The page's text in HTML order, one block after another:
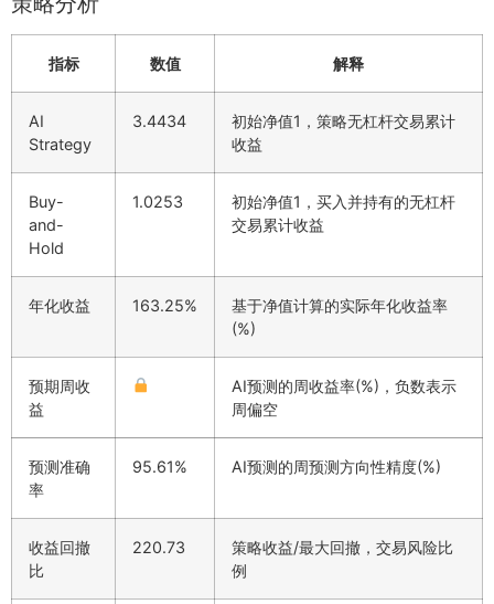
指标 数值 解释
AI
Strategy
3.4434
初始净值1，策略无杠杆交易累计
收益
Buy-
and-
Hold
1.0253
初始净值1，买入并持有的无杠杆
交易累计收益
年化收益 163.25%
基于净值计算的实际年化收益率
(%)
预期周收
益
AI预测的周收益率(%)，负数表示
周偏空
预测准确
率
95.61% AI预测的周预测方向性精度(%)
收益回撤
比
220.73
策略收益/最大回撤，交易风险比
例